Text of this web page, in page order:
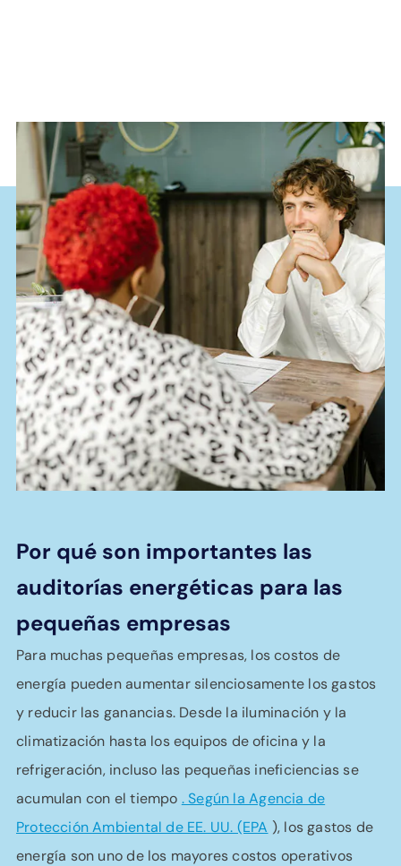
Por qué son importantes las
auditorías energéticas para las
pequeñas empresas
Para muchas pequeñas empresas, los costos de
energía pueden aumentar silenciosamente los gastos
y reducir las ganancias. Desde la iluminación y la
climatización hasta los equipos de oficina y la
refrigeración, incluso las pequeñas ineficiencias se
acumulan con el tiempo . Según la Agencia de
Protección Ambiental de EE. UU. (EPA ), los gastos de
energía son uno de los mayores costos operativos